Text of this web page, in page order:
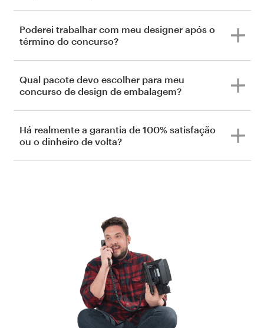
Poderei trabalhar com meu designer após o
término do concurso?
Qual pacote devo escolher para meu
concurso de design de embalagem?
Há realmente a garantia de 100% satisfação
ou o dinheiro de volta?